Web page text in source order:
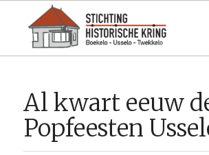
Al kwart eeuw
Popfeesten